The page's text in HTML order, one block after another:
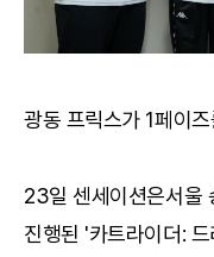
광동 프릭스가 1페이
23일 센세이션은서울
진행된 '카트라이더: